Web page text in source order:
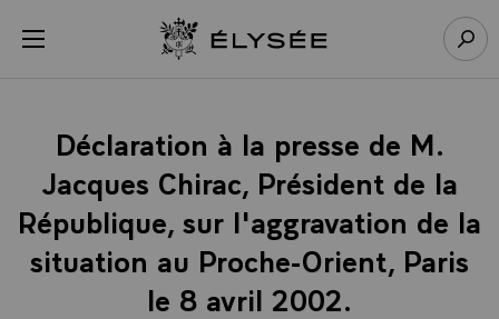
menu Retour à l’accueil Élysée
Déclaration à la presse de M.
Jacques Chirac, Président de la
République, sur l'aggravation de la
situation au Proche-Orient, Paris
le 8 avril 2002.
Panneau de gestion des cookies